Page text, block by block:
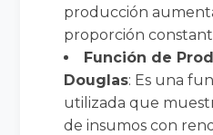
producción
proporción
Función de
Douglas: Es una
utilizada que
de insumos con